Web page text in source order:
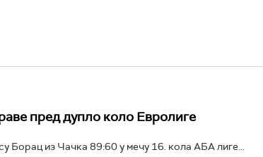
пред дупло коло Евролиге
из Чачка 89:60 у мечу 16. кола АБА лиге...